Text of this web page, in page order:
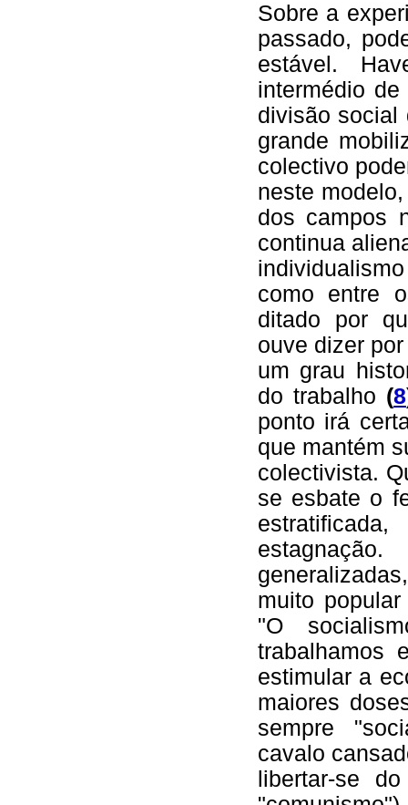
Sobre a
passado,
estável.
intermédio
divisão social
grande
colectivo
neste
dos campos
continua
como entre
ditado por
ouve dizer
um grau
do trabalho (8
ponto irá
que mantém
colectivista.
se esbate o
muito
"O
trabalhamos
estimular a
maiores
sempre
cavalo
libertar-se